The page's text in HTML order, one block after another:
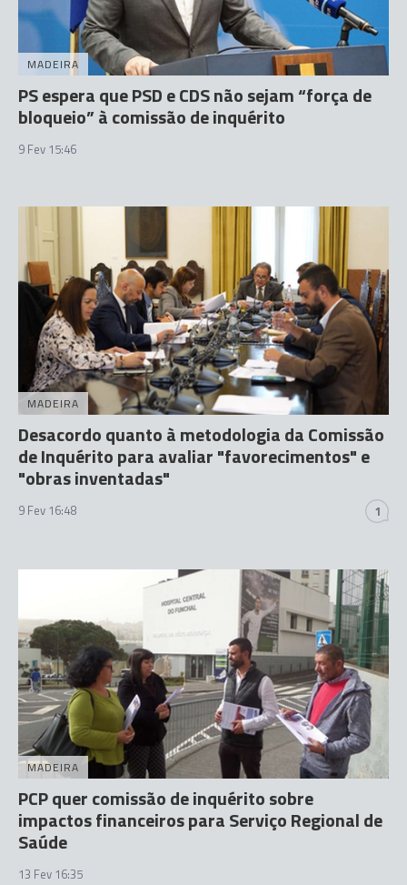
MADEIRA
PS espera que PSD e CDS não sejam “força de
bloqueio” à comissão de inquérito
9 Fev 15:46
MADEIRA
Desacordo quanto à metodologia da Comissão
de Inquérito para avaliar "favorecimentos" e
"obras inventadas"
9 Fev 16:48 1
MADEIRA
PCP quer comissão de inquérito sobre
impactos financeiros para Serviço Regional de
Saúde
13 Fev 16:35